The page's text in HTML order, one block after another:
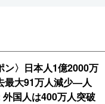
ン〉日本人1億2000万
最大91万人減少―人
外国人は400万人突破